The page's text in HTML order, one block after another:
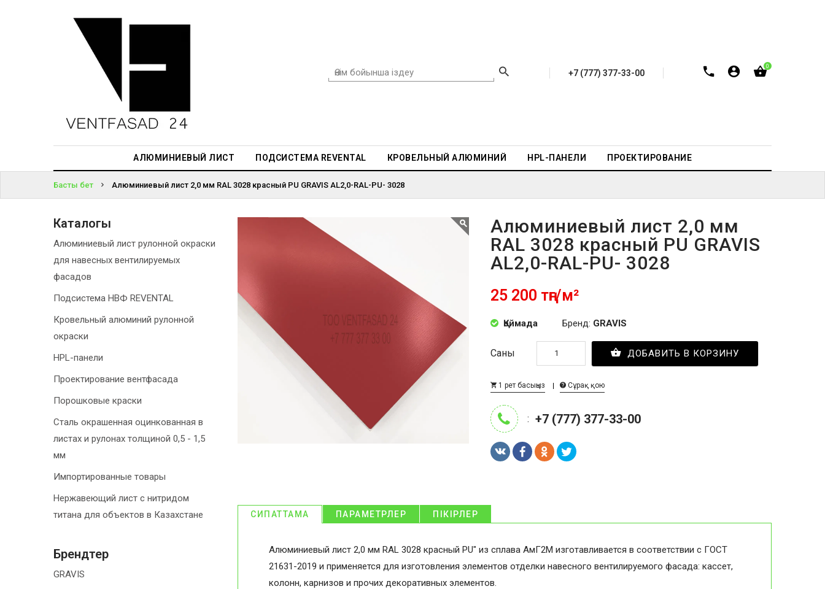
+7 (777) 377-33-00
0
АЛЮМИНИЕВЫЙ ЛИСТ ПОДСИСТЕМА REVENTAL КРОВЕЛЬНЫЙ АЛЮМИНИЙ HPL-ПАНЕЛИ ПРОЕКТИРОВАНИЕ
АЛЮМИНИЕВЫЙ
ПРОЕКТИРОВАНИЕ
КІРІҢІЗ
ПАРОЛЬДІ
БА?
Басты бет Алюминиевый лист 2,0 мм RAL 3028 красный PU GRAVIS AL2,0-RAL-PU- 3028
Алюминиевый лист 2,0 мм
RAL 3028 красный PU GRAVIS
AL2,0-RAL-PU- 3028
25 200 тңг/м²
Қоймада Бренд: GRAVIS
Саны ДОБАВИТЬ В КОРЗИНУ
1 рет басыңыз Сұрақ қою
: +7 (777) 377-33-00
СИПАТТАМА ПАРАМЕТРЛЕР ПІКІРЛЕР
Алюминиевый лист 2,0 мм RAL 3028 красный PU" из сплава АмГ2М изготавливается в соответствии с ГОСТ
21631-2019 и применяется для изготовления элементов отделки навесного вентилируемого фасада: кассет,
колонн, карнизов и прочих декоративных элементов.
Каталогы
Алюминиевый лист рулонной окраски
для навесных вентилируемых
фасадов
Подсистема НВФ REVENTAL
Кровельный алюминий рулонной
окраски
HPL-панели
Проектирование вентфасада
Порошковые краски
Сталь окрашенная оцинкованная в
листах и рулонах толщиной 0,5 - 1,5
мм
Импортированные товары
Нержавеющий лист с нитридом
титана для объектов в Казахстане
Брендтер
GRAVIS